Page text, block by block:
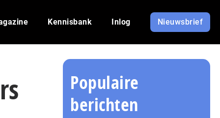
Kennisbank Inlog Nieuwsbrief
Populaire
berichten